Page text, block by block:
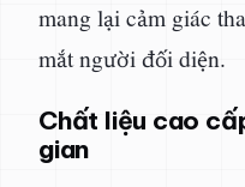
mang lại cảm giác
mắt người đối diện.
Chất liệu cao
gian